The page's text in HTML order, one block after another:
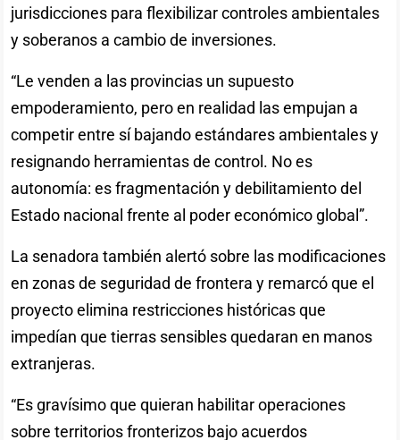
jurisdicciones para flexibilizar controles ambientales
y soberanos a cambio de inversiones.
“Le venden a las provincias un supuesto
empoderamiento, pero en realidad las empujan a
competir entre sí bajando estándares ambientales y
resignando herramientas de control. No es
autonomía: es fragmentación y debilitamiento del
Estado nacional frente al poder económico global”.
La senadora también alertó sobre las modificaciones
en zonas de seguridad de frontera y remarcó que el
proyecto elimina restricciones históricas que
impedían que tierras sensibles quedaran en manos
extranjeras.
“Es gravísimo que quieran habilitar operaciones
sobre territorios fronterizos bajo acuerdos